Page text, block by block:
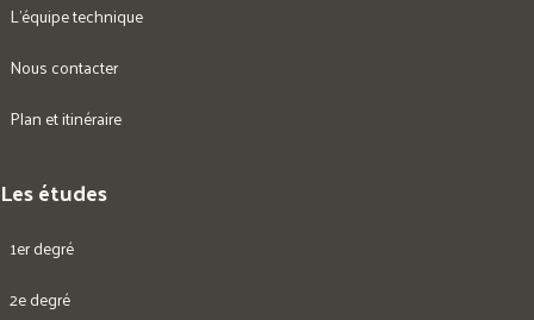
L’équipe technique
Nous contacter
Plan et itinéraire
Les études
1er degré
2e degré